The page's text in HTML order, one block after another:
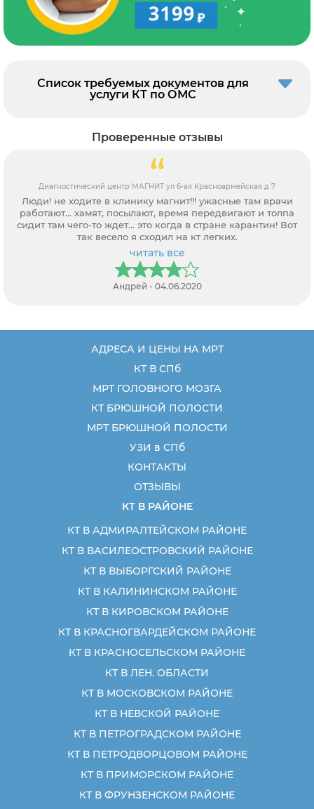
Список требуемых документов для
услуги КТ по ОМС
Проверенные отзывы
Диагностический центр МАГНИТ ул 6-ая Красноармейская д 7
Люди! не ходите в клинику магнит!!! ужасные там врачи
работают... хамят, посылают, время передвигают и толпа
сидит там чего-то ждет... это когда в стране карантин! Вот
так весело я сходил на кт легких.
читать все
Андрей - 04.06.2020
АДРЕСА И ЦЕНЫ НА МРТ
КТ В СПб
МРТ ГОЛОВНОГО МОЗГА
КТ БРЮШНОЙ ПОЛОСТИ
МРТ БРЮШНОЙ ПОЛОСТИ
УЗИ в СПб
КОНТАКТЫ
ОТЗЫВЫ
КТ В РАЙОНЕ
КТ В АДМИРАЛТЕЙСКОМ РАЙОНЕ
КТ В ВАСИЛЕОСТРОВСКИЙ РАЙОНЕ
КТ В ВЫБОРГСКИЙ РАЙОНЕ
КТ В КАЛИНИНСКОМ РАЙОНЕ
КТ В КИРОВСКОМ РАЙОНЕ
КТ В КРАСНОГВАРДЕЙСКОМ РАЙОНЕ
КТ В КРАСНОСЕЛЬСКОМ РАЙОНЕ
КТ В ЛЕН. ОБЛАСТИ
КТ В МОСКОВСКОМ РАЙОНЕ
КТ В НЕВСКОЙ РАЙОНЕ
КТ В ПЕТРОГРАДСКОМ РАЙОНЕ
КТ В ПЕТРОДВОРЦОВОМ РАЙОНЕ
КТ В ПРИМОРСКОМ РАЙОНЕ
КТ В ФРУНЗЕНСКОМ РАЙОНЕ